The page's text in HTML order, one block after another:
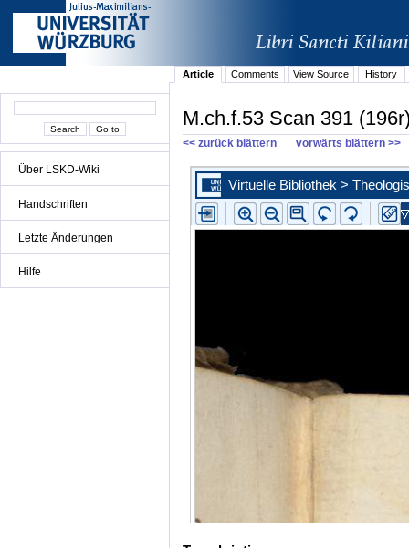
Über LSKD-Wiki
Handschriften
Letzte Änderungen
Hilfe
Article Comments View Source History
M.ch.f.53 Scan 391
<< zurück blättern vorwärts blättern >>